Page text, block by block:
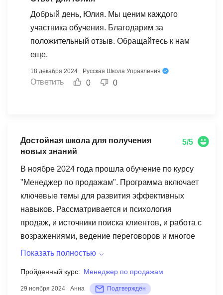
Добрый день, Юлия. Мы ценим каждого
участника обучения. Благодарим за
положительный отзыв. Обращайтесь к нам
еще.
18 декабря 2024 Русская Школа Управления
Ответить 0 0
Достойная школа для получения
новых знаний
5/5
В ноябре 2024 года прошла обучение по курсу
"Менеджер по продажам". Программа включает
ключевые темы для развития эффективных
навыков. Рассматривается и психология
продаж, и источники поиска клиентов, и работа с
возражениями, ведение переговоров и многое
другое. В процессе обучения получила огромное
структурированной информации для прокачки
навыков продавца. Очень благодарна
Показать полностью
Пройденный курс: Менеджер по продажам
29 ноября 2024 Анна Подтверждён